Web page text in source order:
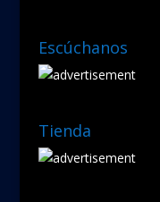
Escúchanos
Tienda